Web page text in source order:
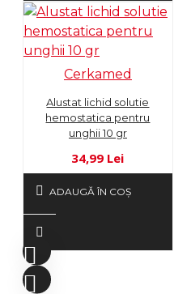
Cerkamed
Alustat lichid solutie
hemostatica pentru
unghii 10 gr
34,99 Lei
ADAUGĂ ÎN COŞ